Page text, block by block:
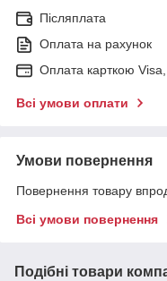
Післяплата
Оплата на рахунок
Оплата карткою
Всі умови оплати
Умови повернення
Повернення товару
Всі умови повернення
Подібні товари